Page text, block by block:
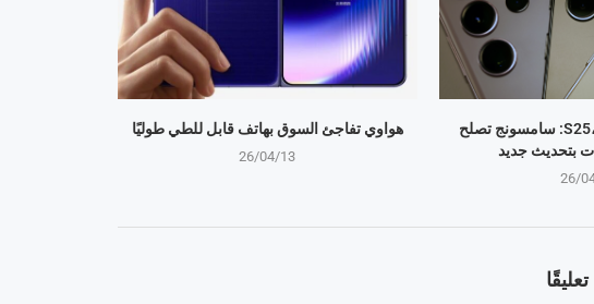
هواوي تفاجئ السوق بهاتف قابل للطي طوليًا
26/04/13
جالكسي S25، S24، S23: سامسونج تصلح
بتحديث جديد
26/